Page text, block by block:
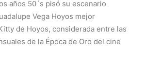
años 50´s pisó su escenario
Vega Hoyos mejor
de Hoyos, considerada entre las
de la Época de Oro del cine